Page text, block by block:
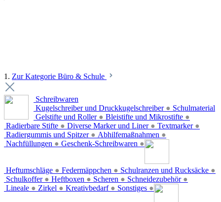
1. Zur Kategorie Büro & Schule
Schreibwaren
Kugelschreiber und Druckkugelschreiber ●
Gelstifte und Roller ● Bleistifte und Mikrostifte ●
Radierbare Stifte ● Diverse Marker und Liner ● Textmarker ●
Radiergummis und Spitzer ● Abhilfemaßnahmen ●
Nachfüllungen ● Geschenk-Schreibwaren ●
Schulmaterial
Heftumschläge ● Federmäppchen ● Schulranzen und Rucksäcke ●
Schulkoffer ● Heftboxen ● Scheren ● Schneidezubehör ●
Lineale ● Zirkel ● Kreativbedarf ● Sonstiges ●